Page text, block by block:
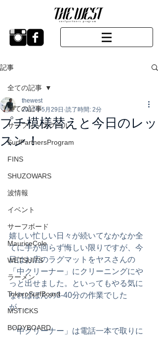
記事
全ての記事
サーフィンスクール
SurfPartnersProgram
FINS
SHUZOWARS
波情報
イベント
サーフボード
MauriceCole
WETSUITS
ラーメン
TokoroSurfBoard
MSTICKS
BODYBOARD
全ての記事
プチ模様替えと今日のレッ
スン！
thewest
2017年5月29日 読了時間: 2分
嬉しい忙しい日々が続いてなかなか全
てに手が回らず悔しい限りですが、今
日はお店のラグマットをヤスさんの
「中クリーナー」にクリーニングにや
っと出せました。といってもやる気に
なればほんの3-40分の作業でした
が。。
「中クリーナー」は電話一本で取りに